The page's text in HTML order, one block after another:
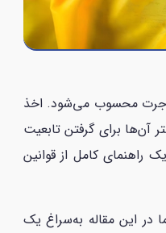
محسوب می‌شود. اخذ
بنابراین، بیشتر آن‌ها برای گرفتن تابعیت
راهنمای کامل از قوانین
در این مقاله به‌سراغ یک